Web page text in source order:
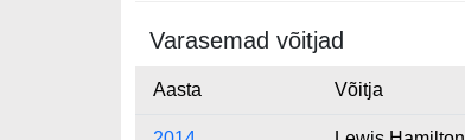
Varasemad võitjad
Aasta Võitja